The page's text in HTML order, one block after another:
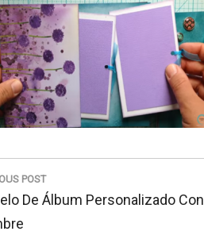
POST
De Álbum Personalizado Con